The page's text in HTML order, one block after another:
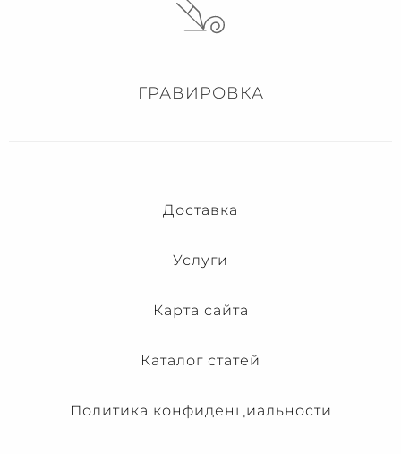
ГРАВИРОВКА
Доставка
Услуги
Карта сайта
Каталог статей
Политика конфиденциальности